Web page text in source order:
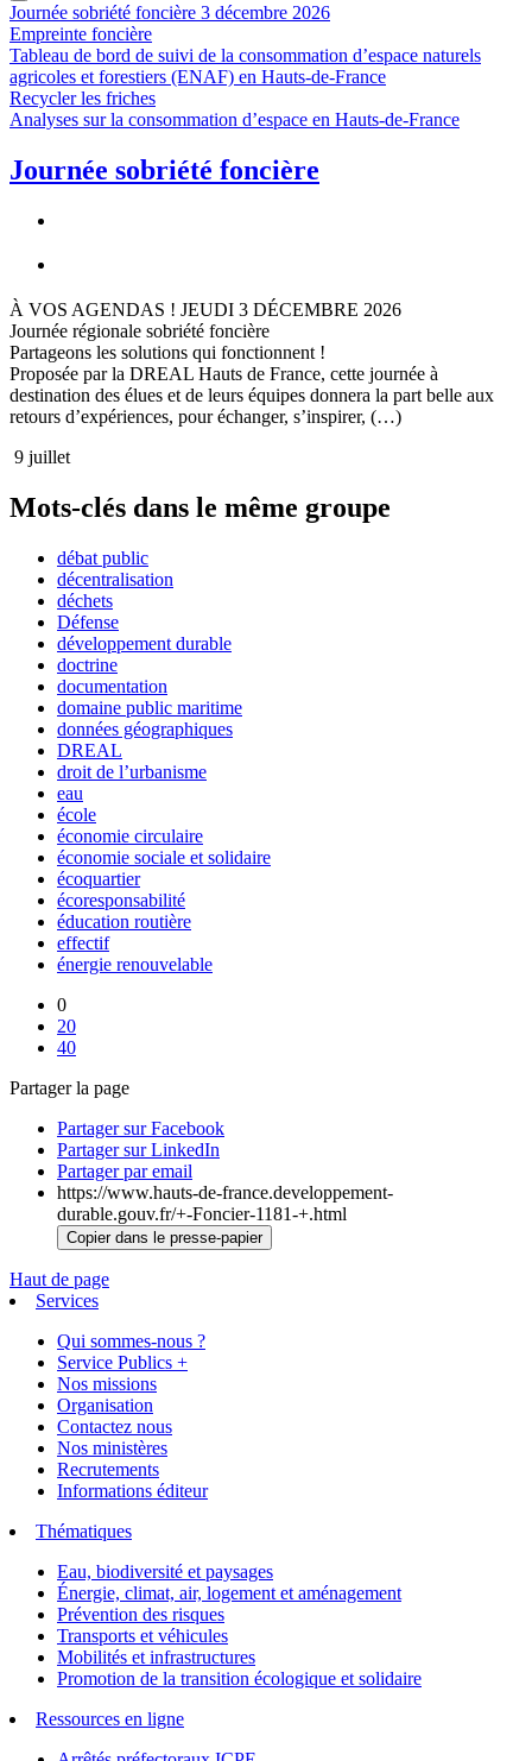
Journée sobriété foncière 3 décembre 2026
Empreinte foncière
Tableau de bord de suivi de la consommation d’espace naturels
agricoles et forestiers (ENAF) en Hauts-de-France
Recycler les friches
Analyses sur la consommation d’espace en Hauts-de-France
Journée sobriété foncière
À VOS AGENDAS ! JEUDI 3 DÉCEMBRE 2026
Journée régionale sobriété foncière
Partageons les solutions qui fonctionnent !
Proposée par la DREAL Hauts de France, cette journée à
destination des élues et de leurs équipes donnera la part belle aux
retours d’expériences, pour échanger, s’inspirer, (…)
9 juillet
Mots-clés dans le même groupe
débat public
décentralisation
déchets
Défense
développement durable
doctrine
documentation
domaine public maritime
données géographiques
DREAL
droit de l’urbanisme
eau
école
économie circulaire
économie sociale et solidaire
écoquartier
écoresponsabilité
éducation routière
effectif
énergie renouvelable
0
20
40
Partager la page
Partager sur Facebook
Partager sur LinkedIn
Partager par email
https://www.hauts-de-france.developpement-
durable.gouv.fr/+-Foncier-1181-+.html
Copier dans le presse-papier
Haut de page
Services
Qui sommes-nous ?
Service Publics +
Nos missions
Organisation
Contactez nous
Nos ministères
Recrutements
Informations éditeur
Thématiques
Eau, biodiversité et paysages
Énergie, climat, air, logement et aménagement
Prévention des risques
Transports et véhicules
Mobilités et infrastructures
Promotion de la transition écologique et solidaire
Ressources en ligne